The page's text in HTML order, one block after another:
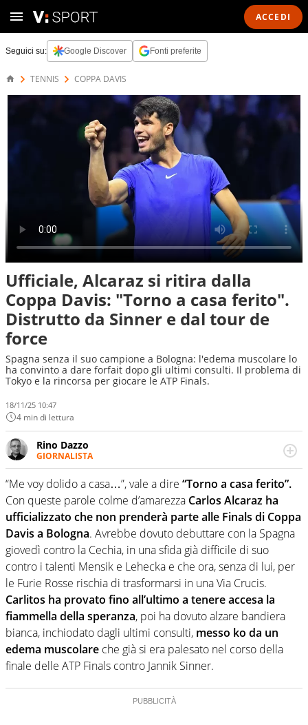
ACCEDI
Seguici su: Google Discover Fonti preferite
TENNIS COPPA DAVIS
Ufficiale, Alcaraz si ritira dalla
Coppa Davis: "Torno a casa ferito".
Distrutto da Sinner e dal tour de
force
Spagna senza il suo campione a Bologna: l'edema muscolare lo
ha convinto a dare forfait dopo gli ultimi consulti. Il problema di
Tokyo e la rincorsa per giocare le ATP Finals.
18/11/25 10:47
4 min di lettura
Rino Dazzo
GIORNALISTA
Se mai ci fosse modo di traslare il glossario del calcio in
una nicchia di esperti, lui ne farebbe parte. Non si perde
una svista arbitrale né gli umori social del mondo delle
curve
“Me voy dolido a casa…”, vale a dire “Torno a casa ferito”.
Con queste parole colme d’amarezza Carlos Alcaraz ha
ufficializzato che non prenderà parte alle Finals di Coppa
Davis a Bologna. Avrebbe dovuto debuttare con la Spagna
giovedì contro la Cechia, in una sfida già difficile di suo
contro i talenti Mensik e Lehecka e che ora, senza di lui, per
le Furie Rosse rischia di trasformarsi in una Via Crucis.
Carlitos ha provato fino all’ultimo a tenere accesa la
fiammella della speranza, poi ha dovuto alzare bandiera
bianca, inchiodato dagli ultimi consulti, messo ko da un
edema muscolare che già si era palesato nel corso della
finale delle ATP Finals contro Jannik Sinner.